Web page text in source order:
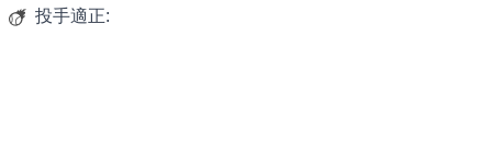
投手適正: